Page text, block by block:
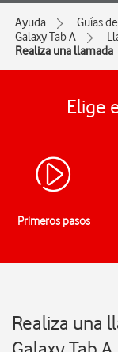
Ayuda Guías
Galaxy Tab A
Realiza una llamada
Elige
Primeros pasos
Realiza una